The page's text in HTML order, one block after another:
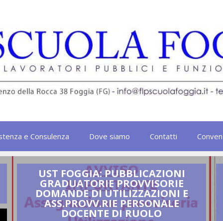
e Consulenza Dove siamo Contatti
UST FOGGIA: PUBBLICAZIONI
GRADUATORIE PROVVISORIE
DOMANDE DI UTILIZZAZIONI E
ASS.PROVV.RIE PERSONALE
DOCENTE DI RUOLO